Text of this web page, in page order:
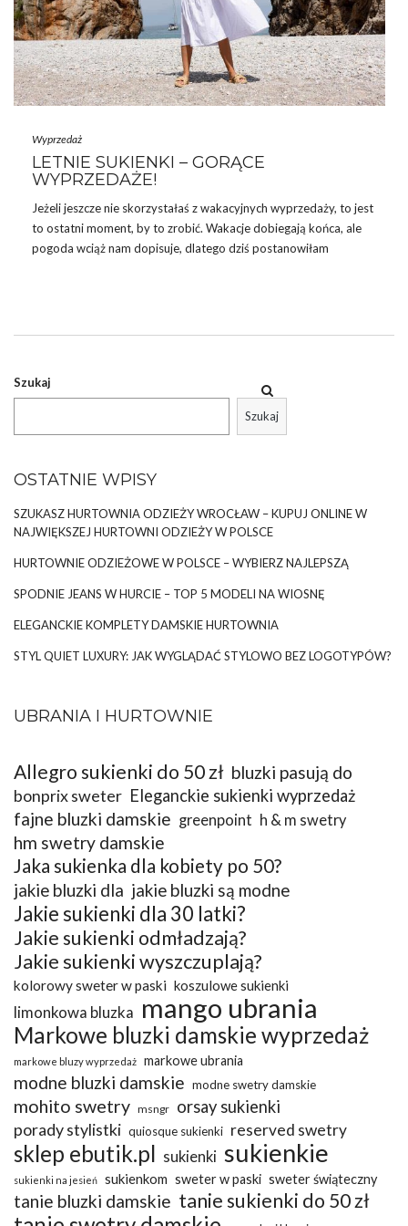
Wyprzedaż
LETNIE SUKIENKI – GORĄCE
WYPRZEDAŻE!
Jeżeli jeszcze nie skorzystałaś z wakacyjnych wyprzedaży, to jest
to ostatni moment, by to zrobić. Wakacje dobiegają końca, ale
pogoda wciąż nam dopisuje, dlatego dziś postanowiłam
dobra, …
Szukaj
Szukaj
OSTATNIE WPISY
SZUKASZ HURTOWNIA ODZIEŻY WROCŁAW – KUPUJ ONLINE W
NAJWIĘKSZEJ HURTOWNI ODZIEŻY W POLSCE
HURTOWNIE ODZIEŻOWE W POLSCE – WYBIERZ NAJLEPSZĄ
SPODNIE JEANS W HURCIE – TOP 5 MODELI NA WIOSNĘ
ELEGANCKIE KOMPLETY DAMSKIE HURTOWNIA
STYL QUIET LUXURY: JAK WYGLĄDAĆ STYLOWO BEZ LOGOTYPÓW?
UBRANIA I HURTOWNIE
Allegro sukienki do 50 zł bluzki pasują do
bonprix sweter Eleganckie sukienki wyprzedaż
fajne bluzki damskie greenpoint h & m swetry
hm swetry damskie
Jaka sukienka dla kobiety po 50?
jakie bluzki dla jakie bluzki są modne
Jakie sukienki dla 30 latki?
Jakie sukienki odmładzają?
Jakie sukienki wyszczuplają?
kolorowy sweter w paski koszulowe sukienki
limonkowa bluzka mango ubrania
Markowe bluzki damskie wyprzedaż
markowe bluzy wyprzedaż markowe ubrania
modne bluzki damskie modne swetry damskie
mohito swetry msngr orsay sukienki
porady stylistki quiosque sukienki reserved swetry
sklep ebutik.pl sukienki sukienkie
sukienki na jesień sukienkom sweter w paski sweter świąteczny
tanie bluzki damskie tanie sukienki do 50 zł